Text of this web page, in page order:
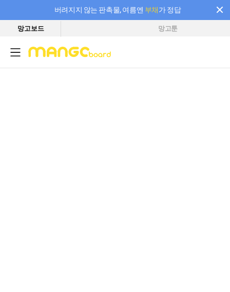
버려지지 않는 판촉물, 여름엔 부채가 정답
필요한 만큼 충전하고 끊김 없이 작업하세요! 새로워진 AI 부스터 요금제
망고보드 망고툰